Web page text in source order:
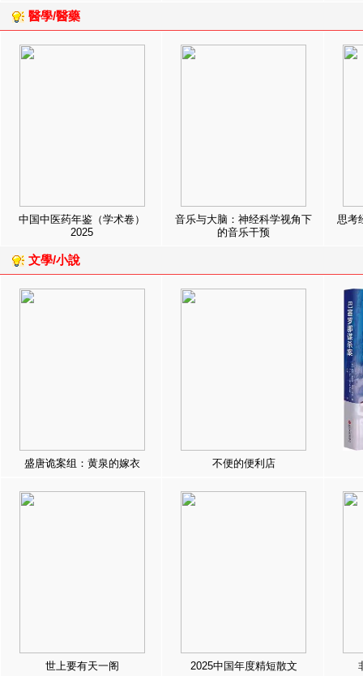
醫學/醫藥
中国中医药年鉴（学术卷）
2025
音乐与大脑：神经科学视角下
的音乐干预
思考
文學/小說
盛唐诡案组：黄泉的嫁衣 不便的便利店
世上要有天一阁 2025中国年度精短散文